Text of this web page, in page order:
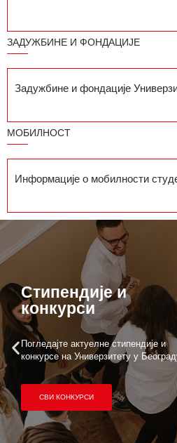
ЗАДУЖБИНЕ И ФОНДАЦИЈЕ
Задужбине и фондације
МОБИЛНОСТ
Информације о мобилности